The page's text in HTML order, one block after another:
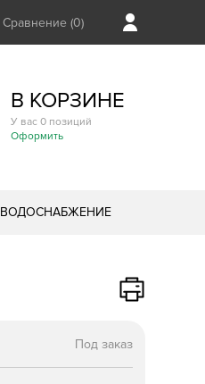
Сравнение (0)
В КОРЗИНЕ
У вас 0 позиций
Оформить
ВОДОСНАБЖЕНИЕ
Под заказ